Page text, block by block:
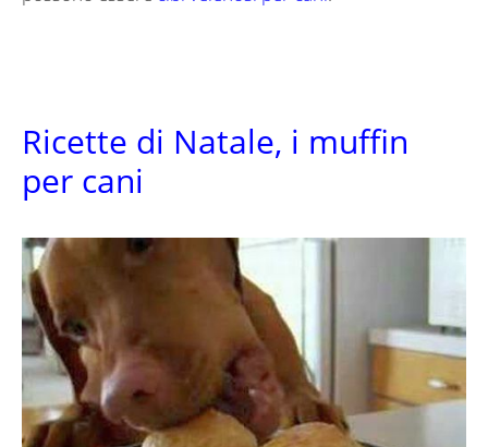
Ricette di Natale, i muffin
per cani